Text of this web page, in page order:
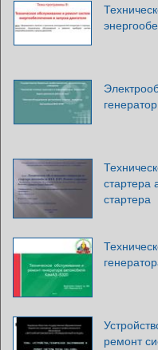
стартера
стартера
ремонт